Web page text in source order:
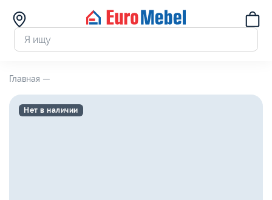
Главная —
Нет в наличии